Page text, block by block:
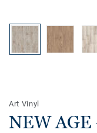
Art Vinyl
NEW AGE